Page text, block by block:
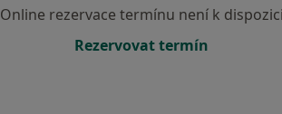
Online rezervace termínu není k dispozici
Rezervovat termín